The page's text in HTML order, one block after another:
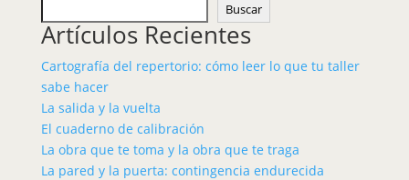
Buscar
Artículos Recientes
Cartografía del repertorio: cómo leer lo que tu taller
sabe hacer
La salida y la vuelta
El cuaderno de calibración
La obra que te toma y la obra que te traga
La pared y la puerta: contingencia endurecida